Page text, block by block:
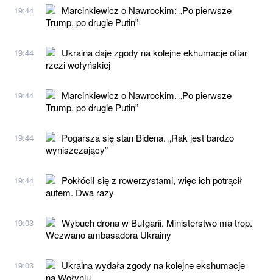
19:44
Marcinkiewicz o Nawrockim: „Po pierwsze
Trump, po drugie Putin”
19:44
Ukraina daje zgody na kolejne ekhumacje ofiar
rzezi wołyńskiej
19:44
Marcinkiewicz o Nawrockim. „Po pierwsze
Trump, po drugie Putin”
19:44
Pogarsza się stan Bidena. „Rak jest bardzo
wyniszczający”
19:44
Pokłócił się z rowerzystami, więc ich potrącił
autem. Dwa razy
19:03
Wybuch drona w Bułgarii. Ministerstwo ma trop.
Wezwano ambasadora Ukrainy
19:03
Ukraina wydała zgody na kolejne ekshumacje
na Wołyniu